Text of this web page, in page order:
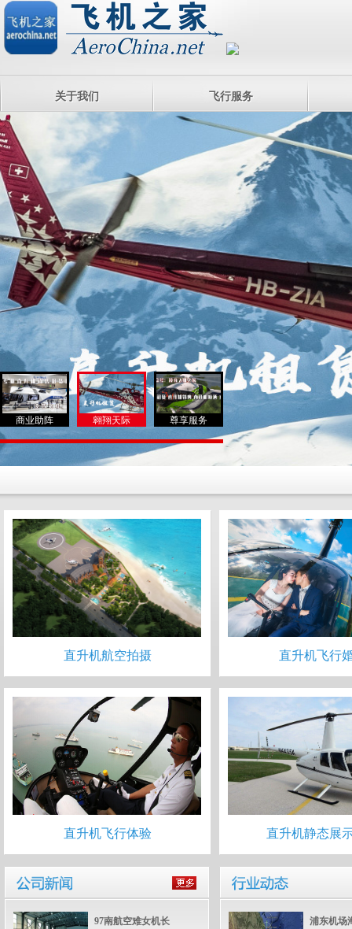
关于我们 飞行服务
商业助阵 翱翔天际 尊享服务
直升机航空拍摄 直升机飞行
直升机飞行体验 直升机静态展
97南航空难女机长
浦东机场